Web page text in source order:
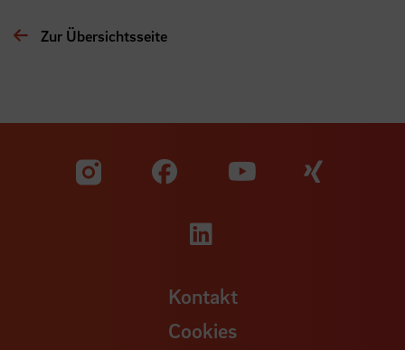
Zur Übersichtsseite
Zu unserer Facebook
Zu
Zu unserer
Kontakt
Cookies